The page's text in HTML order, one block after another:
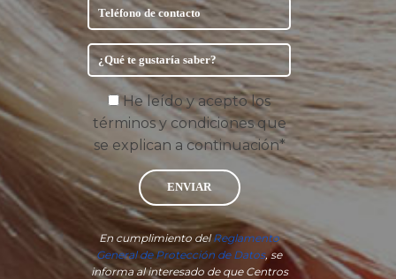
He leído y acepto los
términos y condiciones que
se explican a continuación*
ENVIAR
En cumplimiento delReglamento
General de Protección de Datos, se
informa al interesado de que Centros